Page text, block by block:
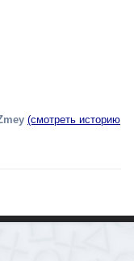
(смотреть историю